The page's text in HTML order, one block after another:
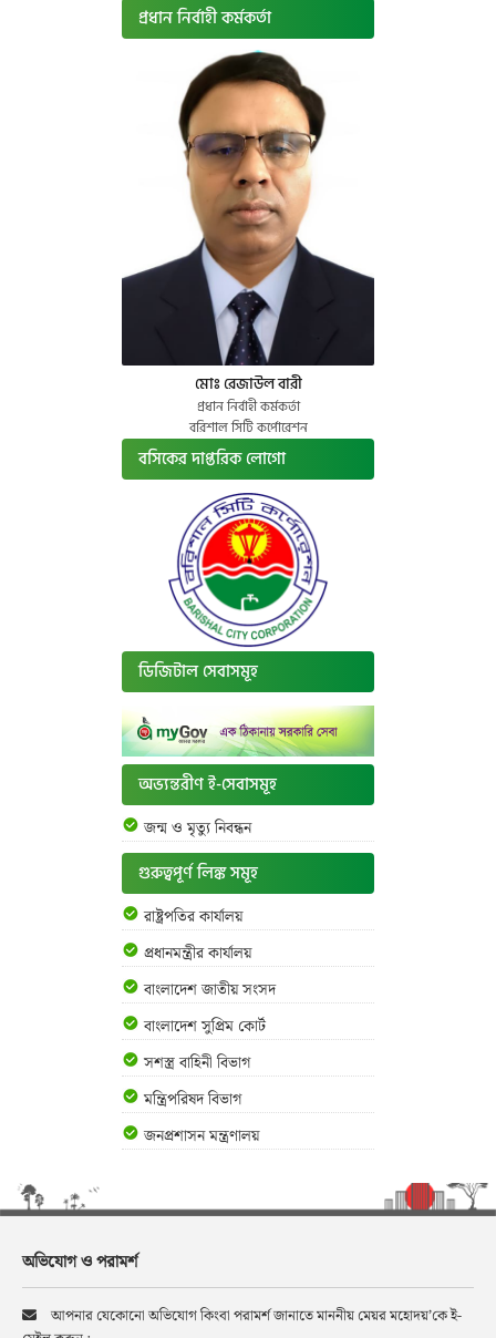
প্রধান নির্বাহী কর্মকর্তা
মোঃ রেজাউল বারী
প্রধান নির্বাহী কর্মকর্তা
বরিশাল সিটি কর্পোরেশন
বসিকের দাপ্তরিক লোগো
ডিজিটাল সেবাসমূহ
অভ্যন্তরীণ ই-সেবাসমূহ
জন্ম ও মৃত্যু নিবন্ধন
গুরুত্বপূর্ণ লিঙ্ক সমূহ
রাষ্ট্রপতির কার্যালয়
প্রধানমন্ত্রীর কার্যালয়
বাংলাদেশ জাতীয় সংসদ
বাংলাদেশ সুপ্রিম কোর্ট
সশস্ত্র বাহিনী বিভাগ
মন্ত্রিপরিষদ বিভাগ
জনপ্রশাসন মন্ত্রণালয়
অভিযোগ ও পরামর্শ
আপনার যেকোনো অভিযোগ কিংবা পরামর্শ জানাতে মাননীয় মেয়র মহোদয়’কে ই-